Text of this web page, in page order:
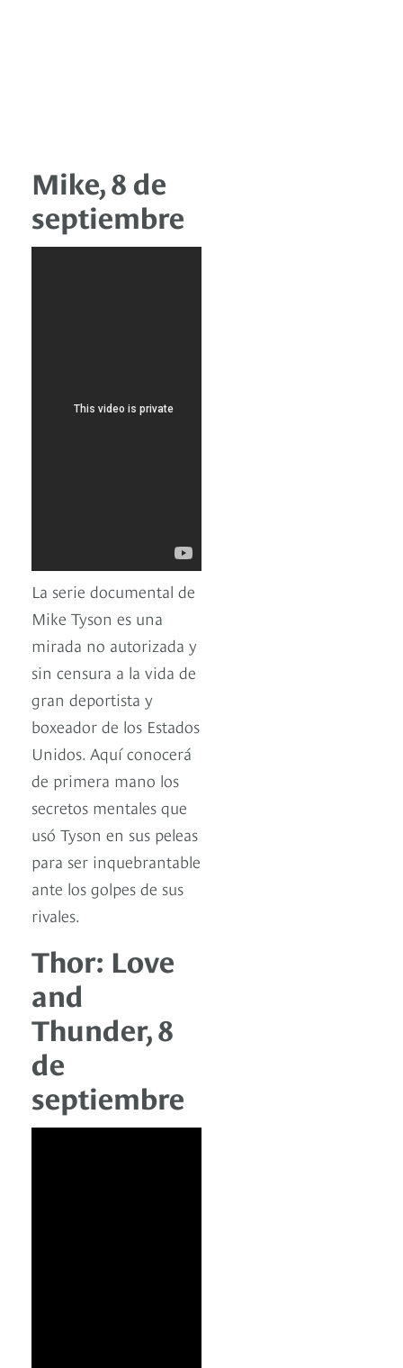
Mike, 8 de
septiembre
La serie documental de
Mike Tyson es una
mirada no autorizada y
sin censura a la vida de
gran deportista y
boxeador de los Estados
Unidos. Aquí conocerá
de primera mano los
secretos mentales que
usó Tyson en sus peleas
para ser inquebrantable
ante los golpes de sus
rivales.
Thor: Love
and
Thunder, 8
de
septiembre